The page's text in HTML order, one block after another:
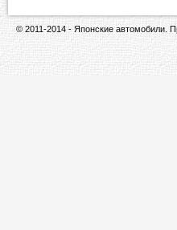
© 2011-2014 - Японские автомобили.